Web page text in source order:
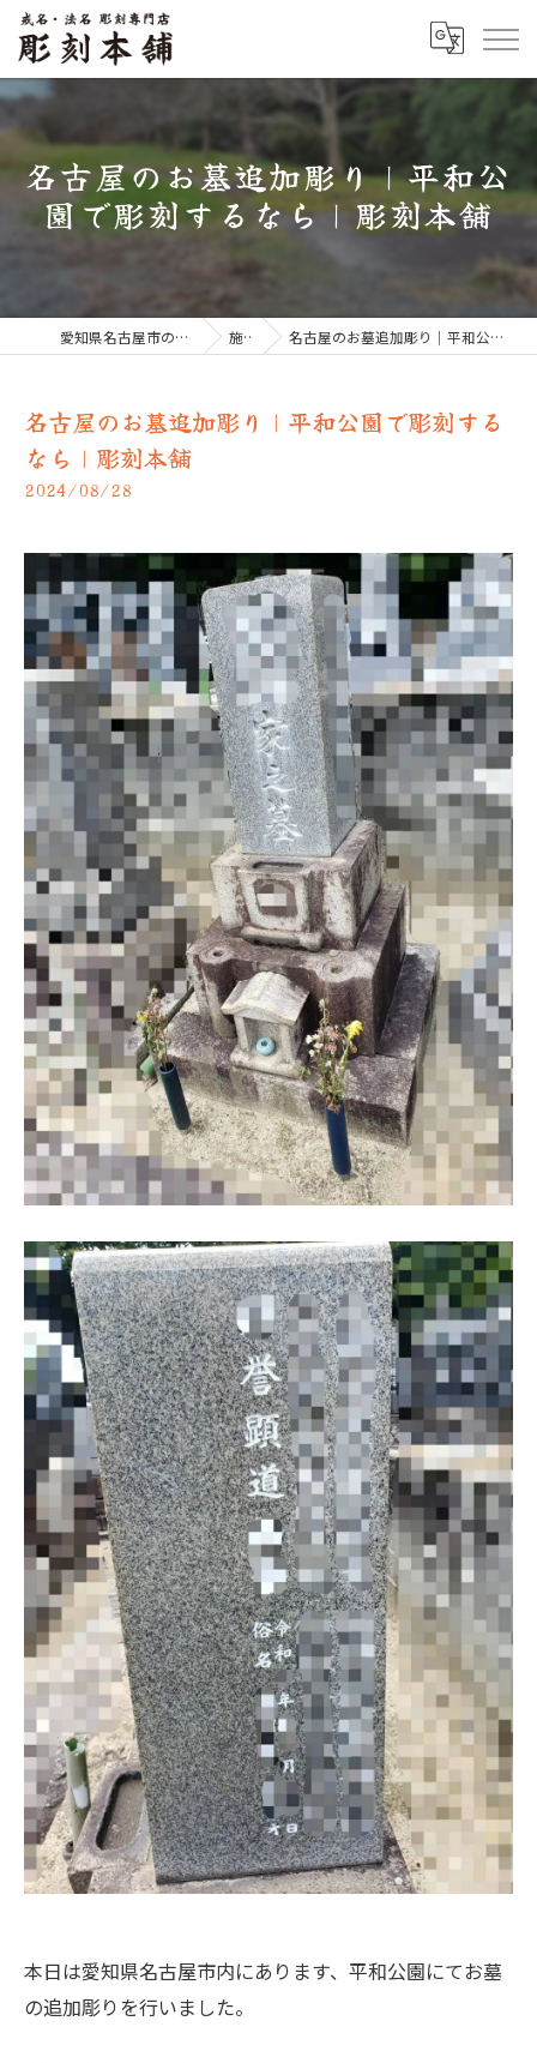
名古屋のお墓追加彫り｜平和公
園で彫刻するなら｜彫刻本舗
愛知県名古屋市のお墓なら彫刻本舗 施工例 名古屋のお墓追加彫り｜平和公園で彫刻するなら｜彫刻本舗
名古屋のお墓追加彫り｜平和公園で彫刻する
なら｜彫刻本舗
2024/08/28
本日は愛知県名古屋市内にあります、平和公園にてお墓
の追加彫りを行いました。